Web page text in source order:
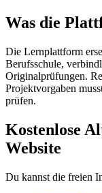
Was die
Die Lernplattform
Berufsschule,
Originalprüfungen.
Projektvorgaben
prüfen.
Kostenlose
Website
Du kannst die freien